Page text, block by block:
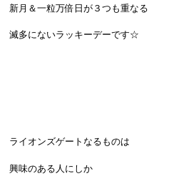
新月＆一粒万倍日が３つも重なる
滅多にないラッキーデーです☆
ライオンズゲートなるものは
興味のある人にしか